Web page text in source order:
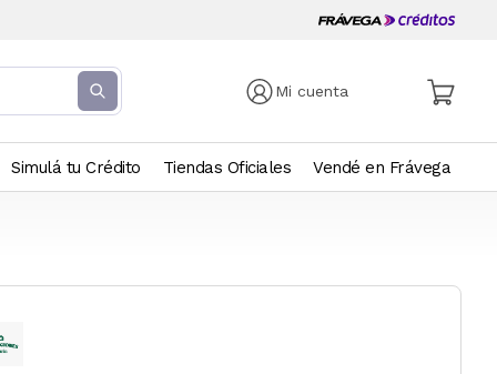
Mi cuenta
Simulá tu Crédito Tiendas Oficiales Vendé en Frávega